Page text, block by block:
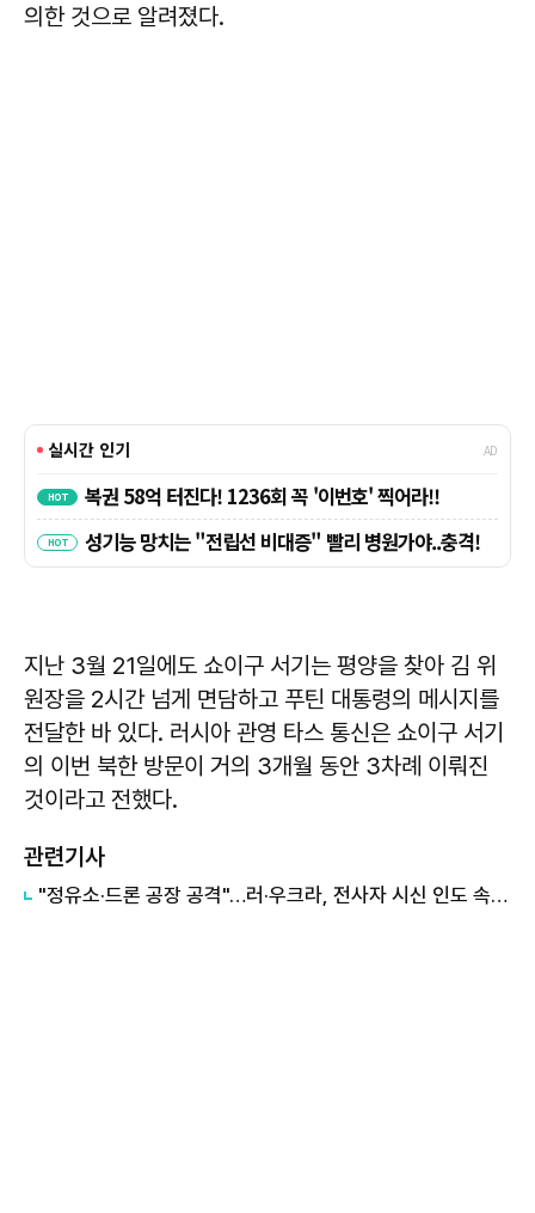
의한 것으로 알려졌다.
지난 3월 21일에도 쇼이구 서기는 평양을 찾아 김 위
원장을 2시간 넘게 면담하고 푸틴 대통령의 메시지를
전달한 바 있다. 러시아 관영 타스 통신은 쇼이구 서기
의 이번 북한 방문이 거의 3개월 동안 3차례 이뤄진
것이라고 전했다.
관련기사
"정유소·드론 공장 공격"…러·우크라, 전사자 시신 인도 속 공방 계속